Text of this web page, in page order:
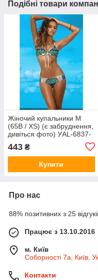
Подібні товари
Жіночий купальники M
(65B / XS) (є забруднення,
дивіться фото) УAL-6837-
443 ₴
Купити
Про нас
88% позитивних з 25
Працює з 13.10.2016
м. Київ
Соборності 7а, Київ,
Контакти